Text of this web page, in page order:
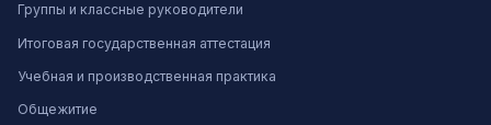
Группы и классные руководители
Итоговая государственная аттестация
Учебная и производственная практика
Общежитие